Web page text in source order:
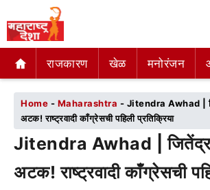
राजकारण खेळ मनोरंजन
राजकारण खेळ मनोरंजन
Home - Maharashtra - Jitendra Awhad |
अटक! राष्ट्रवादी काँग्रेसची पहिली प्रतिक्रिया
Jitendra Awhad | जितेंद्र
अटक! राष्ट्रवादी काँग्रेसची